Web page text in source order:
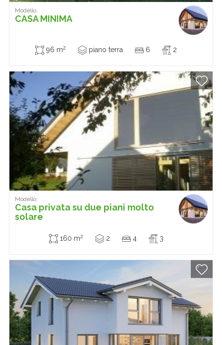
Modello:
CASA MINIMA
96 m2 piano terra 6 2
Modello:
Casa privata su due piani molto
solare
160 m2 2 4 3